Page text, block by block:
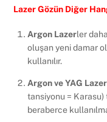
Lazer Gözün Diğer
Argon Lazerler
oluşan yeni damar
kullanılır.
Argon ve YAG
tansiyonu = Karasu)
beraberce